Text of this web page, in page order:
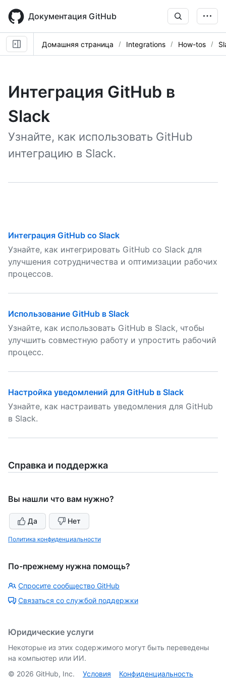
main
content
Документация GitHub
Домашняя страница Integrations How-tos
Интеграция GitHub в
Slack
Узнайте, как использовать GitHub
интеграцию в Slack.
Интеграция GitHub со Slack
Узнайте, как интегрировать GitHub со Slack для
улучшения сотрудничества и оптимизации рабочих
процессов.
Использование GitHub в Slack
Узнайте, как использовать GitHub в Slack, чтобы
улучшить совместную работу и упростить рабочий
процесс.
Настройка уведомлений для GitHub в Slack
Узнайте, как настраивать уведомления для GitHub
в Slack.
Справка и поддержка
Вы нашли что вам нужно?
Да Нет
Политика конфиденциальности
По-прежнему нужна помощь?
Спросите сообщество GitHub
Связаться со службой поддержки
Юридические услуги
Некоторые из этих содержимого могут быть переведены
на компьютер или ИИ.
© 2026 GitHub, Inc. Условия Конфиденциальность